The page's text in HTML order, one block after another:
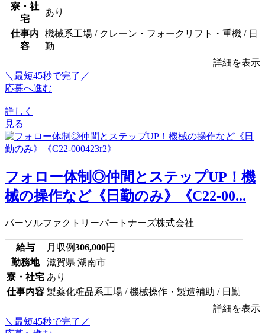
寮・社
宅
あり
仕事内
容
機械系工場 / クレーン・フォークリフト・重機 / 日
勤
詳細を表示
＼最短45秒で完了／
応募へ進む
詳しく
見る
フォロー体制◎仲間とステップUP！機
械の操作など《日勤のみ》《C22-00...
パーソルファクトリーパートナーズ株式会社
給与 月収例306,000円
勤務地
滋賀県 湖南市
寮・社宅 あり
仕事内容 製薬化粧品系工場 / 機械操作・製造補助 / 日勤
詳細を表示
＼最短45秒で完了／